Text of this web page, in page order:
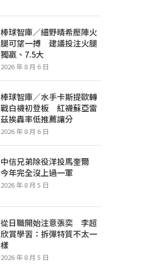
棒球智庫／細野晴希壓陣火
腿可望一搏 建議投注火腿
獨贏、7.5大
2026 年 8 月 6 日
棒球智庫／水手卡斯提歐轉
戰白襪初登板 紅襪蘇亞雷
茲挨轟率低推薦讓分
2026 年 8 月 6 日
中信兄弟除役洋投馬奎爾
今年完全沒上過一軍
2026 年 8 月 5 日
從日職開始注意張奕 李超
欣賞學習：拆彈特質不太一
樣
2026 年 8 月 5 日